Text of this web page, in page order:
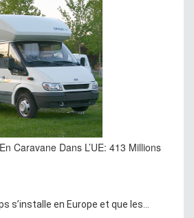
Caravane Dans L’UE: 413 Millions
s’installe en Europe et que les...